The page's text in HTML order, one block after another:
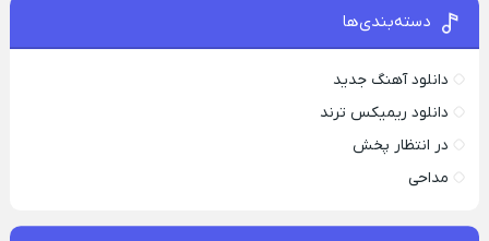
دسته‌بندی‌ها
دانلود آهنگ جدید
دانلود ریمیکس ترند
در انتظار پخش
مداحی